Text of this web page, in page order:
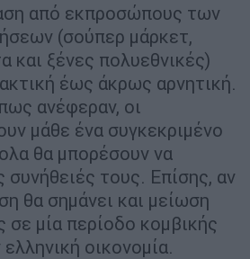
από εκπροσώπους των
(σούπερ μάρκετ,
και ξένες πολυεθνικές)
έως άκρως αρνητική.
ανέφεραν, οι
μάθε ένα συγκεκριμένο
θα μπορέσουν να
συνήθειές τους. Επίσης, αν
θα σημάνει και μείωση
σε μία περίοδο κομβικής
οικονομία.